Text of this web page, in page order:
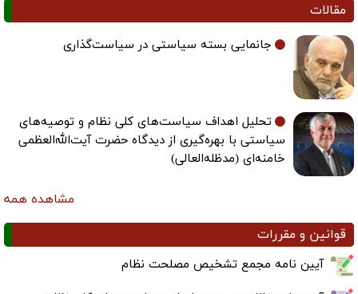
مقالات
جانمایی بسته سیاستی در سیاست‌گذاری
تحلیل اهداف سیاست‌های کلی نظام و توصیه‌های
سیاستی با بهره‌گیری از دیدگاه حضرت آیت‌الله‌العظمی
خامنه‌ای (مدظله‌العالی)
مشاهده همه
قوانین و مقررات
آیین نامه مجمع تشخیص مصلحت نظام